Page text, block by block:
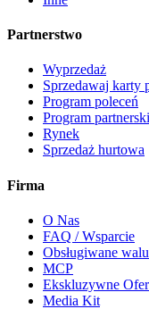
Partnerstwo
Wyprzedaż
Sprzedawaj karty
Program poleceń
Program partnerski
Rynek
Sprzedaż hurtowa
Firma
O Nas
FAQ / Wsparcie
Obsługiwane
MCP
Ekskluzywne
Media Kit